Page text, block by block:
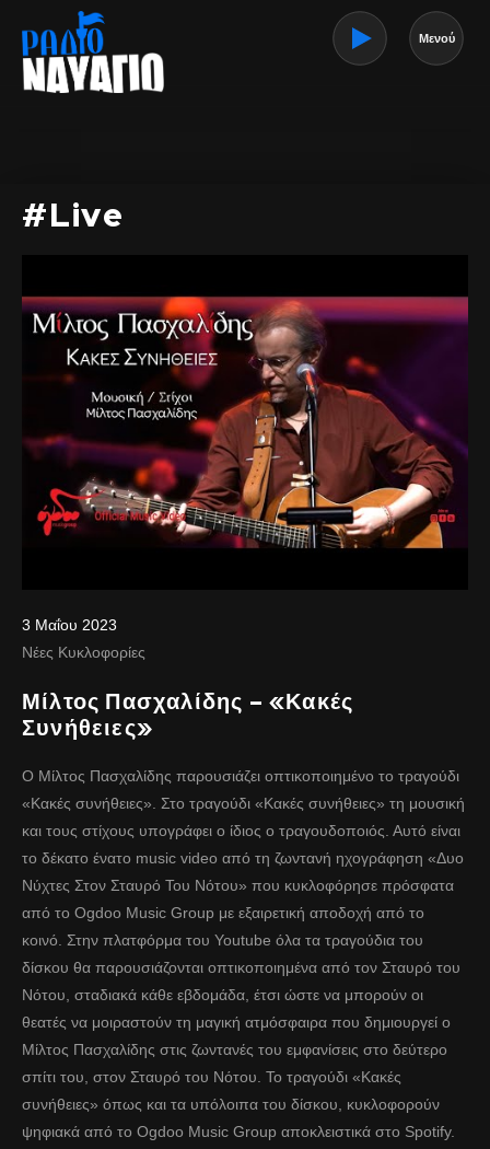
Μενού
#Live
3 Μαΐου 2023
Νέες Κυκλοφορίες
Μίλτος Πασχαλίδης – «Κακές
Συνήθειες»
Ο Μίλτος Πασχαλίδης παρουσιάζει οπτικοποιημένο το τραγούδι
«Κακές συνήθειες». Στο τραγούδι «Κακές συνήθειες» τη μουσική
και τους στίχους υπογράφει ο ίδιος ο τραγουδοποιός. Αυτό είναι
το δέκατο ένατο music video από τη ζωντανή ηχογράφηση «Δυο
Νύχτες Στον Σταυρό Του Νότου» που κυκλοφόρησε πρόσφατα
από το Ogdoo Music Group με εξαιρετική αποδοχή από το
κοινό. Στην πλατφόρμα του Youtube όλα τα τραγούδια του
δίσκου θα παρουσιάζονται οπτικοποιημένα από τον Σταυρό του
Νότου, σταδιακά κάθε εβδομάδα, έτσι ώστε να μπορούν οι
θεατές να μοιραστούν τη μαγική ατμόσφαιρα που δημιουργεί ο
Μίλτος Πασχαλίδης στις ζωντανές του εμφανίσεις στο δεύτερο
σπίτι του, στον Σταυρό του Νότου. Το τραγούδι «Κακές
συνήθειες» όπως και τα υπόλοιπα του δίσκου, κυκλοφορούν
ψηφιακά από το Ogdoo Music Group αποκλειστικά στο Spotify.